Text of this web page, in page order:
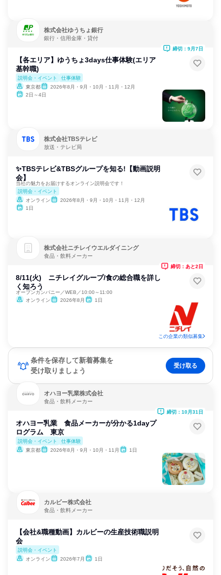
株式会社ゆうちょ銀行
銀行・信用金庫・貸付
【各エリア】ゆうちょ3days仕事体験(エリア
基幹職)
説明会・イベント
仕事体験
東京都
2026年8月・9月・10月・11月・12月
2日～4日
締切：9月7日
株式会社TBSテレビ
放送・テレビ局
✨TBSテレビ&TBSグループを知る!【動画説明
会】
当社の魅力をお届けするオンライン説明会です！
説明会・イベント
オンライン
2026年8月・9月・10月・11月・12月
1日
株式会社ニチレイウエルダイニング
食品・飲料メーカー
8/11(火) ニチレイグループ/食の総合職を詳し
く知ろう
オープンカンパニー／WEB／10:00～11:00
オンライン
2026年8月 1日
締切：あと2日
この企業の類似募集
条件を保存して新着募集を
受け取りましょう
受け取る
オハヨー乳業株式会社
食品・飲料メーカー
オハヨー乳業 食品メーカーが分かる1dayプ
ログラム 東京
説明会・イベント
仕事体験
東京都
2026年8月・9月・10月・11月 1日
締切：10月31日
カルビー株式会社
食品・飲料メーカー
【会社&職種動画】カルビーの生産技術職説明
会
説明会・イベント
オンライン
2026年7月 1日